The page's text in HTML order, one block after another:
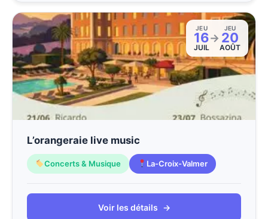
JEU
16
JUIL
→
JEU
20
AOÛT
L’orangeraie live music
Concerts & Musique La-Croix-Valmer
Voir les détails →